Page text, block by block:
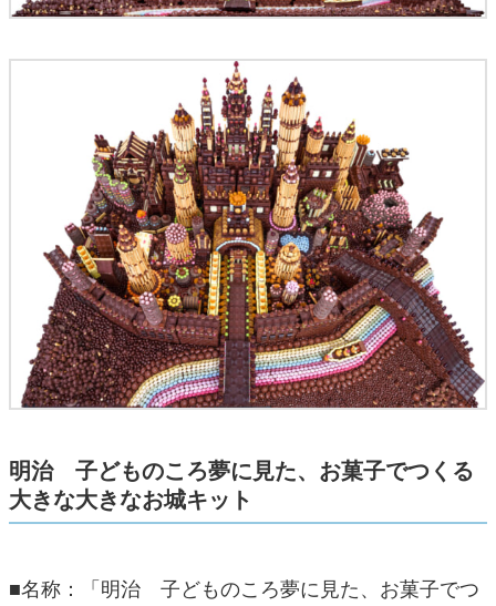
明治 子どものころ夢に見た、お菓子でつくる
大きな大きなお城キット
■名称：「明治 子どものころ夢に見た、お菓子でつ